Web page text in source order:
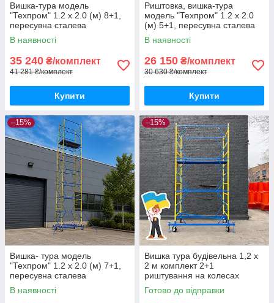
Вишка-тура модель
"Техпром" 1.2 х 2.0 (м) 8+1,
пересувна сталева
В наявності
35 240 ₴/комплект
41 281 ₴/комплект
Купити
Риштовка, вишка-тура
модель "Техпром" 1.2 х 2.0
(м) 5+1, пересувна сталева
В наявності
26 150 ₴/комплект
30 630 ₴/комплект
Купити
–15%
Вишка- тура модель
"Техпром" 1.2 х 2.0 (м) 7+1,
пересувна сталева
В наявності
–15%
Вишка тура будівельна 1,2 х
2 м комплект 2+1
риштування на колесах
Готово до відправки